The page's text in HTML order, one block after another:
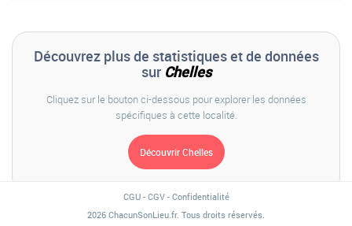
Découvrez plus de statistiques et de données
sur Chelles
Cliquez sur le bouton ci-dessous pour explorer les données
spécifiques à cette localité.
CGU- CGV- Confidentialité
2026 ChacunSonLieu.fr. Tous droits réservés.